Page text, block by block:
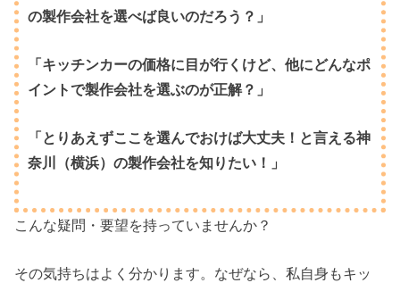
の製作会社を選べば良いのだろう？」
「キッチンカーの価格に目が行くけど、他にどんなポ
イントで製作会社を選ぶのが正解？」
「とりあえずここを選んでおけば大丈夫！と言える神
奈川（横浜）の製作会社を知りたい！」
こんな疑問・要望を持っていませんか？
その気持ちはよく分かります。なぜなら、私自身もキッ